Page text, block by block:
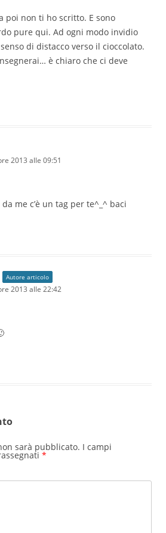
poi non ti ho scritto. E sono
pure qui. Ad ogni modo invidio
di distacco verso il cioccolato.
è chiaro che ci deve
2013 alle 09:51
me c’è un tag per te^_^ baci
Autore articolo
2013 alle 22:42
sarà pubblicato. I campi
*